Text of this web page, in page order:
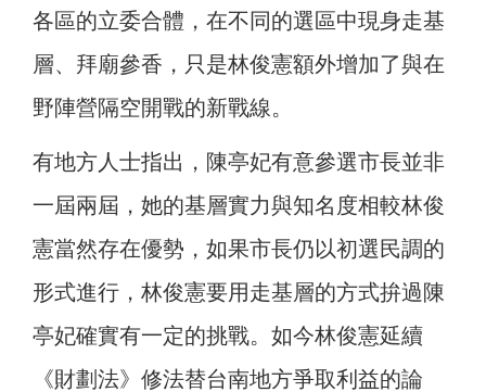
各區的立委合體，在不同的選區中現身走基
層、拜廟參香，只是林俊憲額外增加了與在
野陣營隔空開戰的新戰線。
有地方人士指出，陳亭妃有意參選市長並非
一屆兩屆，她的基層實力與知名度相較林俊
憲當然存在優勢，如果市長仍以初選民調的
形式進行，林俊憲要用走基層的方式拚過陳
亭妃確實有一定的挑戰。如今林俊憲延續
《財劃法》修法替台南地方爭取利益的論